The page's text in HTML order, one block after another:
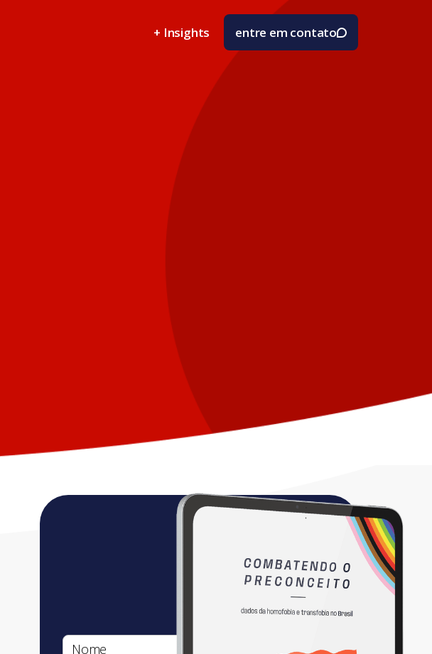
+ Insights entre em contato